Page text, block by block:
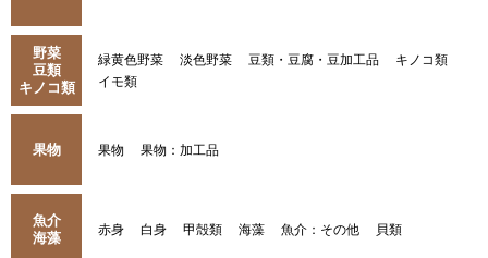
野菜
豆類
キノコ類
緑黄色野菜 淡色野菜 豆類・豆腐・豆加工品
キノコ類
イモ類
果物 果物 果物：加工品
魚介
海藻
赤身 白身 甲殻類 海藻 魚介：その他 貝類